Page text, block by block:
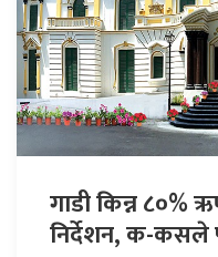
गाडी किन्न ८०%
निर्देशन, क-कसले